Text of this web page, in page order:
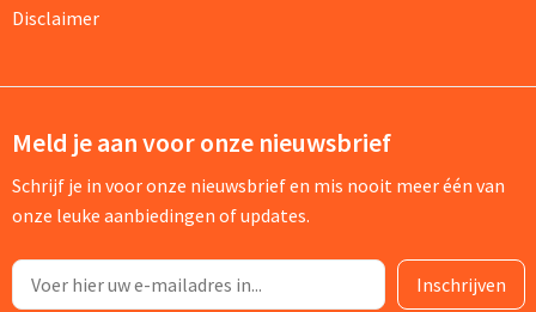
Disclaimer
Meld je aan voor onze nieuwsbrief
Schrijf je in voor onze nieuwsbrief en mis nooit meer één van
onze leuke aanbiedingen of updates.